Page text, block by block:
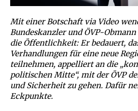
Mit einer Botschaft via Video
Bundeskanzler und ÖVP-
die Öffentlichkeit: Er bedauert,
Verhandlungen für eine neue
teilnehmen, appelliert an die
politischen Mitte“, mit der ÖVP
und Sicherheit zu gehen. Dafür
Eckpunkte.